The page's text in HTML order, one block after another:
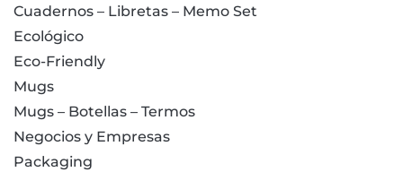
Cuadernos – Libretas – Memo Set
Ecológico
Eco-Friendly
Mugs
Mugs – Botellas – Termos
Negocios y Empresas
Packaging